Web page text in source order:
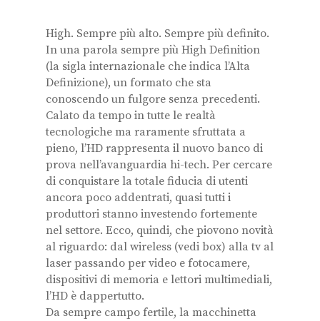
High. Sempre più alto. Sempre più definito.
In una parola sempre più High Definition
(la sigla internazionale che indica l’Alta
Definizione), un formato che sta
conoscendo un fulgore senza precedenti.
Calato da tempo in tutte le realtà
tecnologiche ma raramente sfruttata a
pieno, l’HD rappresenta il nuovo banco di
prova nell’avanguardia hi-tech. Per cercare
di conquistare la totale fiducia di utenti
ancora poco addentrati, quasi tutti i
produttori stanno investendo fortemente
nel settore. Ecco, quindi, che piovono novità
al riguardo: dal wireless (vedi box) alla tv al
laser passando per video e fotocamere,
dispositivi di memoria e lettori multimediali,
l’HD è dappertutto.
Da sempre campo fertile, la macchinetta